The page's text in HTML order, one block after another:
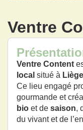
Ventre
Ventre Content
local situé à Liège
Ce lieu engagé
gourmande et
bio et de saison,
du vivant et de